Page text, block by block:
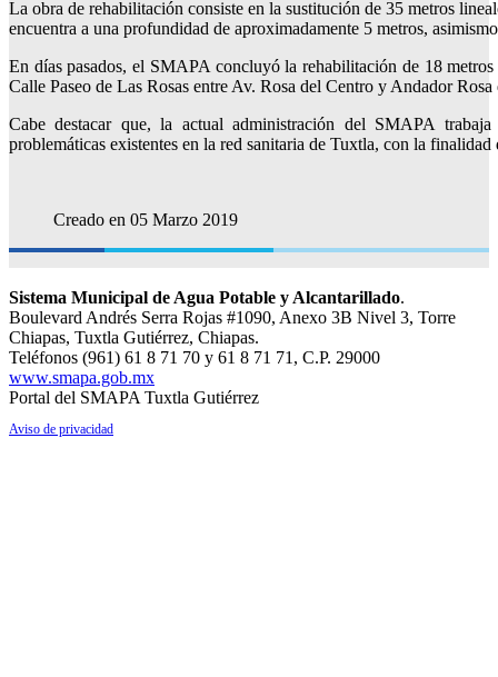
La obra de rehabilitación consiste en la sustitución de 35 metros
encuentra a una profundidad de aproximadamente 5 metros,
En días pasados, el SMAPA concluyó la rehabilitación de 18
Calle Paseo de Las Rosas entre Av. Rosa del Centro y Andador
Cabe destacar que, la actual administración del SMAPA
problemáticas existentes en la red sanitaria de Tuxtla, con la
Creado en 05 Marzo 2019
Sistema Municipal de Agua Potable y Alcantarillado.
Boulevard Andrés Serra Rojas #1090, Anexo 3B Nivel 3, Torre
Chiapas, Tuxtla Gutiérrez, Chiapas.
Teléfonos (961) 61 8 71 70 y 61 8 71 71, C.P. 29000
www.smapa.gob.mx
Portal del SMAPA Tuxtla Gutiérrez
Aviso de privacidad